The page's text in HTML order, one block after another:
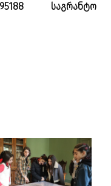
საგრანტო